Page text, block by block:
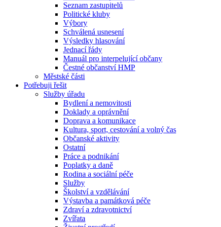
Seznam zastupitelů
Politické kluby
Výbory
Schválená usnesení
Výsledky hlasování
Jednací řády
Manuál pro interpelující občany
Čestné občanství HMP
Městské části
Potřebuji řešit
Služby úřadu
Bydlení a nemovitosti
Doklady a oprávnění
Doprava a komunikace
Kultura, sport, cestování a volný čas
Občanské aktivity
Ostatní
Práce a podnikání
Poplatky a daně
Rodina a sociální péče
Služby
Školství a vzdělávání
Výstavba a památková péče
Zdraví a zdravotnictví
Zvířata